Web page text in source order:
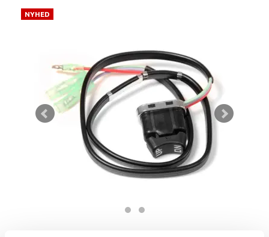
NYHED